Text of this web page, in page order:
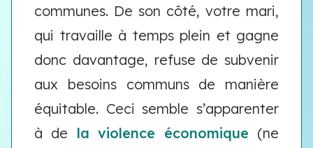
communes. De son côté, votre mari,
qui travaille à temps plein et gagne
donc davantage, refuse de subvenir
aux besoins communs de manière
équitable. Ceci semble s’apparenter
à de la violence économique (ne